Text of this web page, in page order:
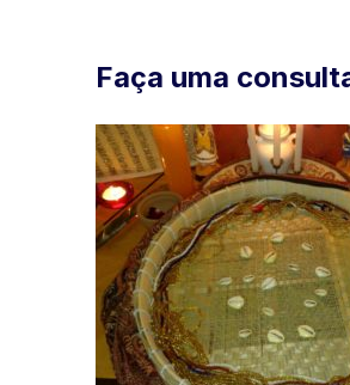
Faça uma